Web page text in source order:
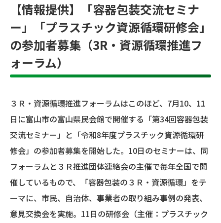
【情報提供】「容器包装交流セミナ
ー」「プラスチック資源循環研修会」
の参加者募集（3R・資源循環推進フ
ォーラム）
３Ｒ・資源循環推進フォーラムはこのほど、7月10、11
日に富山市の富山県民会館で開催する「第34回容器包装
交流セミナー」と「令和8年度プラスチック資源循環研
修会」の参加者募集を開始した。10日のセミナーは、同
フォーラムと３Ｒ推進団体連絡会の主催で毎年全国で開
催しているもので、「容器包装の３Ｒ・資源循環」をテ
ーマに、市民、自治体、事業者の取り組み事例の発表、
意見交換会を実施。11日の研修会（主催：プラスチック